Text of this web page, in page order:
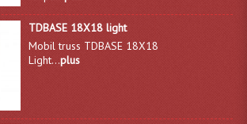
Angles Structure SC150
Angles Structure SD250
Angles Structure Triodéco
TDBASE 18X18 light
Mobil truss TDBASE 18X18
Light...plus